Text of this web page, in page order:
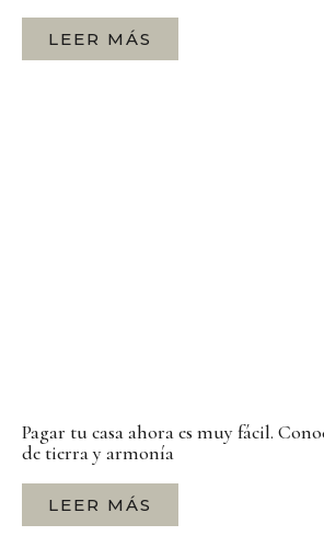
LEER MÁS
Pagar tu casa ahora es muy fácil.
de tierra y armonía
LEER MÁS